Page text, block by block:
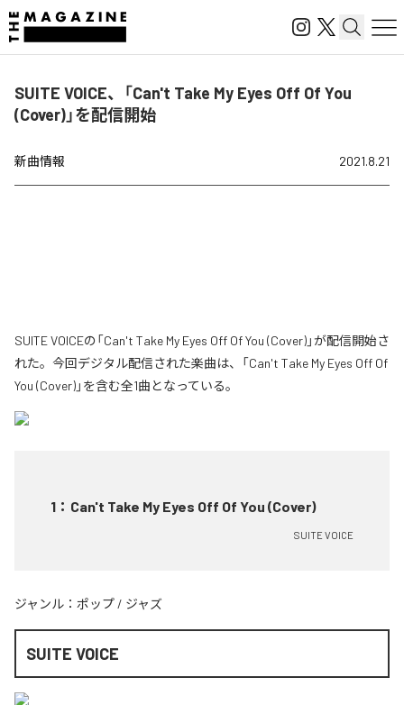
SUITE VOICE、「Can't Take My Eyes Off Of You
(Cover)」を配信開始
新曲情報 2021.8.21
SUITE VOICEの「Can't Take My Eyes Off Of You (Cover)」が配信開始さ
れた。今回デジタル配信された楽曲は、「Can't Take My Eyes Off Of
You (Cover)」を含む全1曲となっている。
1 ： Can't Take My Eyes Off Of You (Cover)
SUITE VOICE
ジャンル： ポップ / ジャズ
SUITE VOICE